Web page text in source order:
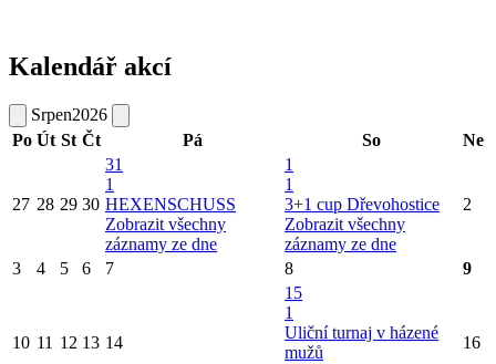
Kalendář akcí
Srpen2026
Po Út St Čt Pá So Ne
27 28 29 30
31
1
HEXENSCHUSS
Zobrazit všechny
záznamy ze dne
1
1
3+1 cup Dřevohostice
Zobrazit všechny
záznamy ze dne
2
3 4 5 6 7 8 9
10 11 12 13 14
15
1
Uliční turnaj v házené
mužů
16